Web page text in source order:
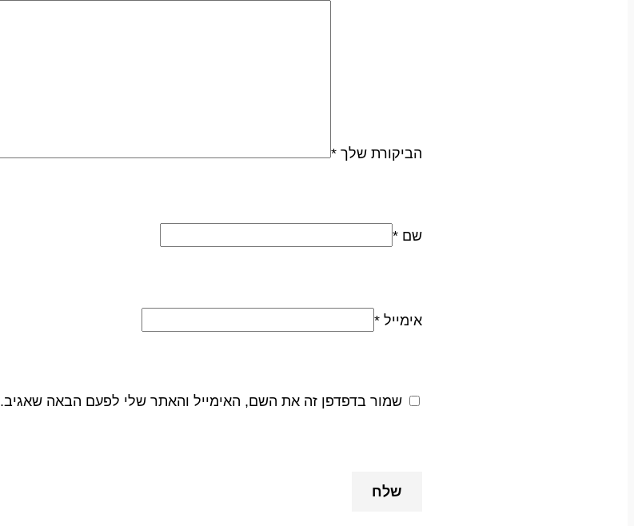
הביקורת שלך *
שם *
אימייל *
שמור בדפדפן זה את השם, האימייל והאתר שלי לפעם הבאה שאגיב.